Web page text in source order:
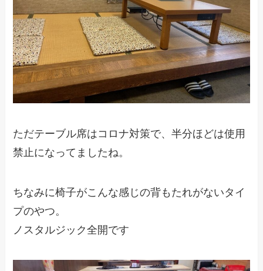
ただテーブル席はコロナ対策で、半分ほどは使用
禁止になってましたね。
ちなみに椅子がこんな感じの背もたれがないタイ
プのやつ。
ノスタルジック全開です